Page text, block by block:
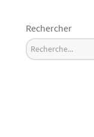
Rechercher